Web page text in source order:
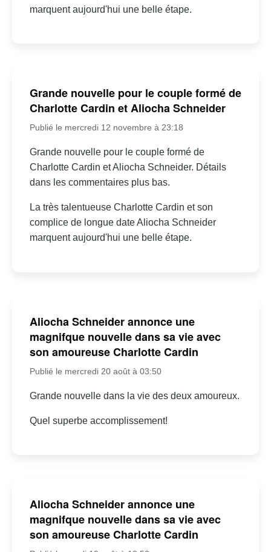
marquent aujourd'hui une belle étape.
Grande nouvelle pour le couple formé de
Charlotte Cardin et Aliocha Schneider
Publié le mercredi 12 novembre à 23:18
Grande nouvelle pour le couple formé de
Charlotte Cardin et Aliocha Schneider. Détails
dans les commentaires plus bas.
La très talentueuse Charlotte Cardin et son
complice de longue date Aliocha Schneider
marquent aujourd'hui une belle étape.
Aliocha Schneider annonce une
magnifque nouvelle dans sa vie avec
son amoureuse Charlotte Cardin
Publié le mercredi 20 août à 03:50
Grande nouvelle dans la vie des deux amoureux.
Quel superbe accomplissement!
Aliocha Schneider annonce une
magnifque nouvelle dans sa vie avec
son amoureuse Charlotte Cardin